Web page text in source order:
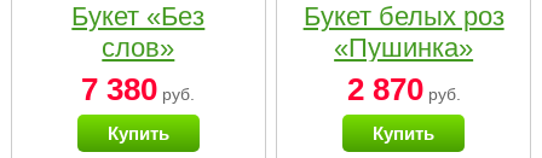
Букет «Без
слов»
7 380 руб.
Купить
Букет белых роз
«Пушинка»
2 870руб.
Купить